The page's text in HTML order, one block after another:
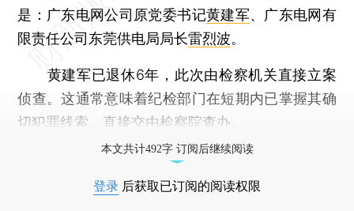
是：广东电网公司原党委书记黄建军、广东电网有
限责任公司东莞供电局局长雷烈波。
黄建军已退休6年，此次由检察机关直接立案
侦查。这通常意味着纪检部门在短期内已掌握其确
切犯罪线索，直接交由检察院查办。
本文共计492字 订阅后继续阅读
登录 后获取已订阅的阅读权限